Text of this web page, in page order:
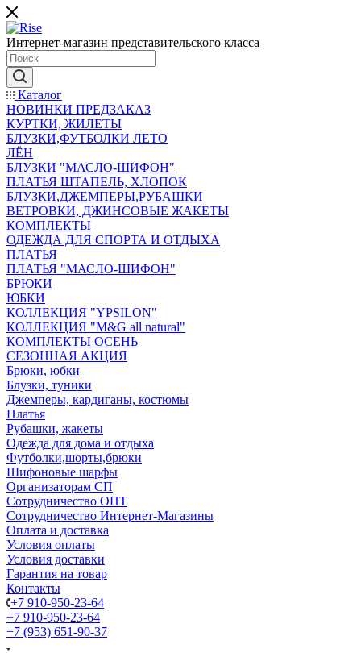
Интернет-магазин представительского класса
Каталог
НОВИНКИ ПРЕДЗАКАЗ
КУРТКИ, ЖИЛЕТЫ
БЛУЗКИ,ФУТБОЛКИ ЛЕТО
ЛЁН
БЛУЗКИ "МАСЛО-ШИФОН"
ПЛАТЬЯ ШТАПЕЛЬ, ХЛОПОК
БЛУЗКИ,ДЖЕМПЕРЫ,РУБАШКИ
ВЕТРОВКИ, ДЖИНСОВЫЕ ЖАКЕТЫ
КОМПЛЕКТЫ
ОДЕЖДА ДЛЯ СПОРТА И ОТДЫХА
ПЛАТЬЯ
ПЛАТЬЯ "МАСЛО-ШИФОН"
БРЮКИ
ЮБКИ
КОЛЛЕКЦИЯ "YPSILON"
КОЛЛЕКЦИЯ "M&G all natural"
КОМПЛЕКТЫ ОСЕНЬ
СЕЗОННАЯ АКЦИЯ
Брюки, юбки
Блузки, туники
Джемперы, кардиганы, костюмы
Платья
Рубашки, жакеты
Одежда для дома и отдыха
Футболки,шорты,брюки
Шифоновые шарфы
Организаторам СП
Сотрудничество ОПТ
Сотрудничество Интернет-Магазины
Оплата и доставка
Условия оплаты
Условия доставки
Гарантия на товар
Контакты
+7 910-950-23-64
+7 910-950-23-64
+7 (953) 651-90-37